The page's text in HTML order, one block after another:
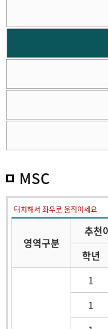
MSC
터치해서 좌우로 움직이세요
영역구분
추천
학년
1
1